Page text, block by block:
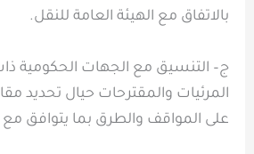
بالاتفاق مع الهيئة العامة للنقل.
ج– التنسيق مع الجهات الحكومية
المرئيات والمقترحات حيال تحديد
على المواقف والطرق بما يتوافق